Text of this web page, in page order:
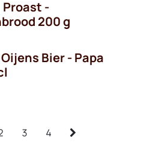
Proast -
200 g
Oijens Bier - Papa
3 4